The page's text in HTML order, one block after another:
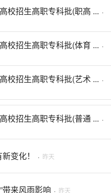
校招生高职专科批(职高 ... ·
校招生高职专科批(体育 ... ·
校招生高职专科批(艺术 ... ·
校招生高职专科批(普通 ... ·
变化！ · 昨天
带来风雨影响 · 昨天